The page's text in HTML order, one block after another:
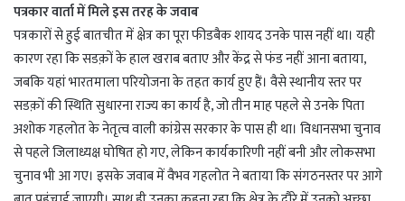
पत्रकार वार्ता में मिले इस तरह के जवाब
पत्रकारों से हुई बातचीत में क्षेत्र का पूरा फीडबैक शायद उनके पास नहीं था। यही
कारण रहा कि सडक़ों के हाल खराब बताए और केंद्र से फंड नहीं आना बताया,
जबकि यहां भारतमाला परियोजना के तहत कार्य हुए हैं। वैसे स्थानीय स्तर पर
सडक़ों की स्थिति सुधारना राज्य का कार्य है, जो तीन माह पहले से उनके पिता
अशोक गहलोत के नेतृत्व वाली कांग्रेस सरकार के पास ही था। विधानसभा चुनाव
से पहले जिलाध्यक्ष घोषित हो गए, लेकिन कार्यकारिणी नहीं बनी और लोकसभा
चुनाव भी आ गए। इसके जवाब में वैभव गहलोत ने बताया कि संगठनस्तर पर आगे